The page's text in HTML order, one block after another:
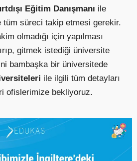
Eğitim Danışmanı ile
tüm süreci takip etmesi gerekir.
olmadığı için yapılması
gitmek istediği üniversite
bambaşka bir üniversitede
ile ilgili tüm detayları
ofislerimize bekliyoruz.